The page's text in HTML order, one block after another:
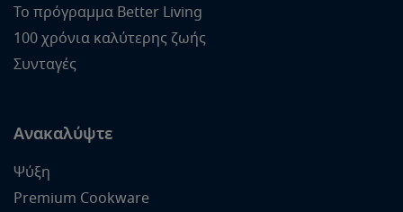
Το πρόγραμμα Better Living
100 χρόνια καλύτερης ζωής
Συνταγές
Ανακαλύψτε
Ψύξη
Premium Cookware